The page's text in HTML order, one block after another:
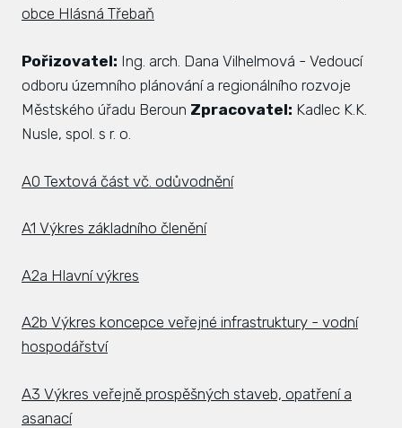
obce Hlásná Třebaň
Pořizovatel: Ing. arch. Dana Vilhelmová - Vedoucí
odboru územního plánování a regionálního rozvoje
Městského úřadu Beroun Zpracovatel: Kadlec K.K.
Nusle, spol. s r. o.
A0 Textová část vč. odůvodnění
A1 Výkres základního členění
A2a Hlavní výkres
A2b Výkres koncepce veřejné infrastruktury - vodní
hospodářství
A3 Výkres veřejně prospěšných staveb, opatření a
asanací